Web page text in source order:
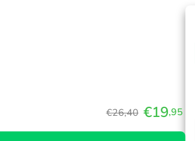
€26,40 €19,95